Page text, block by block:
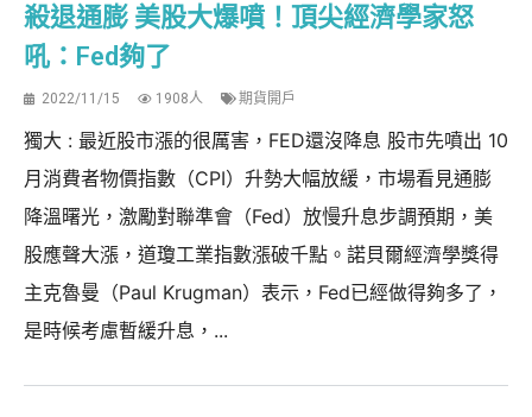
殺退通膨 美股大爆噴！頂尖經濟學家怒
吼：Fed夠了
2022/11/15 1908人 期貨開戶
獨大 : 最近股市漲的很厲害，FED還沒降息 股市先噴出 10
月消費者物價指數（CPI）升勢大幅放緩，市場看見通膨
降溫曙光，激勵對聯準會（Fed）放慢升息步調預期，美
股應聲大漲，道瓊工業指數漲破千點。諾貝爾經濟學獎得
主克魯曼（Paul Krugman）表示，Fed已經做得夠多了，
是時候考慮暫緩升息，...